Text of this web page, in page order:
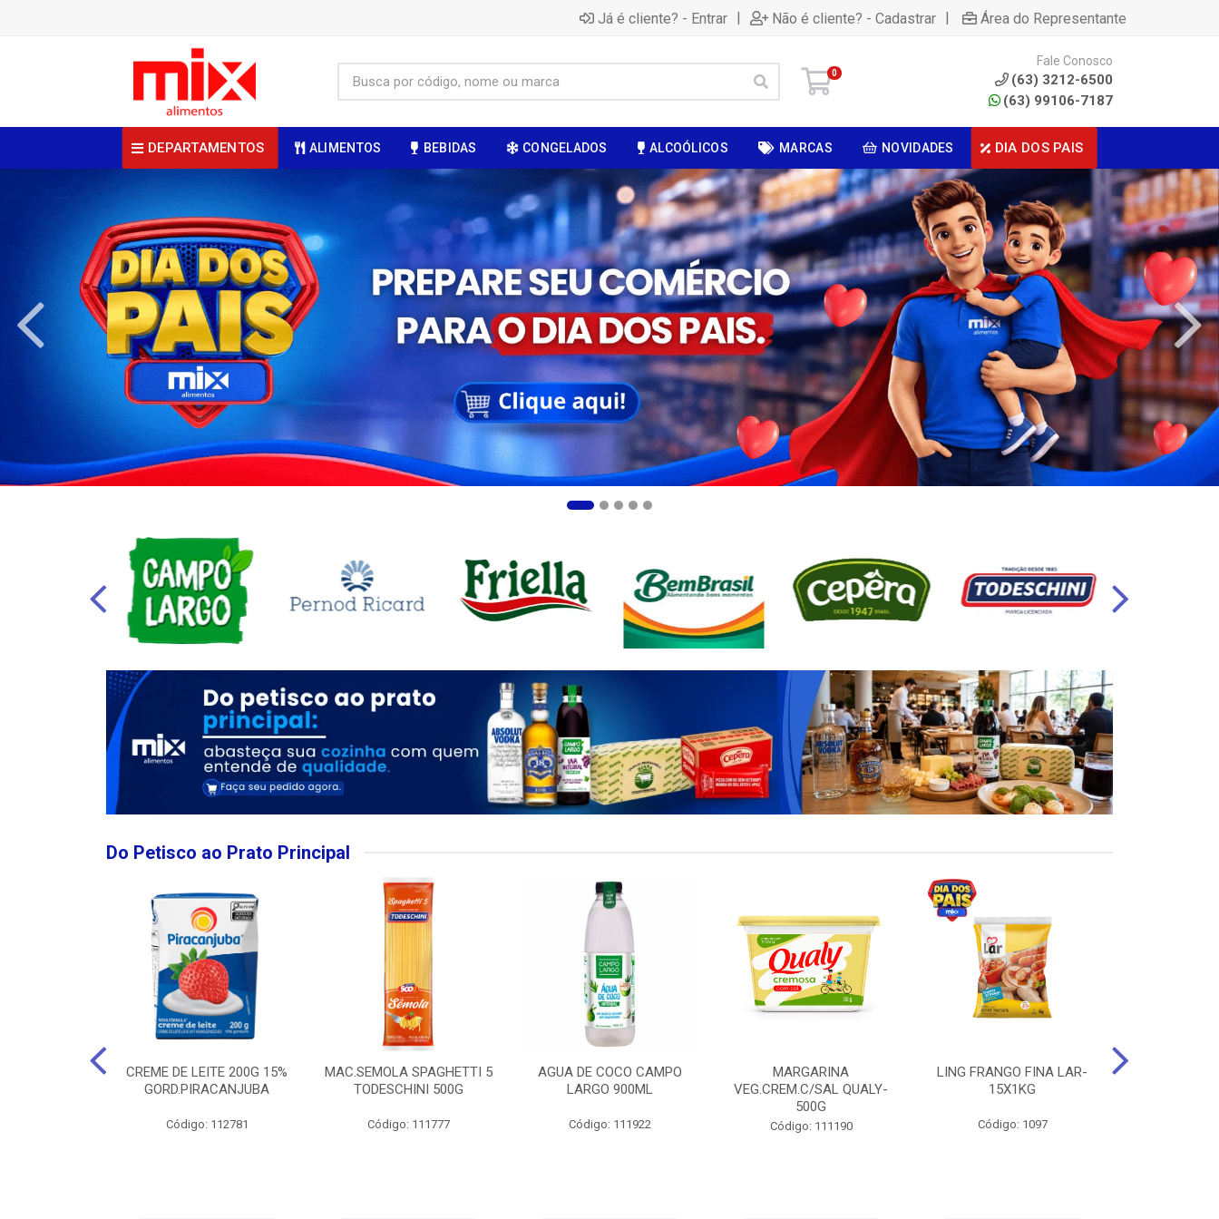
Já é cliente? - Entrar | Não é cliente? - Cadastrar | Área do Representante
0
Fale Conosco
(63) 3212-6500
(63) 99106-7187
DEPARTAMENTOS ALIMENTOS BEBIDAS CONGELADOS ALCOÓLICOS MARCAS NOVIDADES DIA DOS PAIS
Do Petisco ao Prato Principal
CREME DE LEITE 200G 15%
GORD.PIRACANJUBA
Código: 112781
MAC.SEMOLA SPAGHETTI 5
TODESCHINI 500G
Código: 111777
AGUA DE COCO CAMPO
LARGO 900ML
Código: 111922
MARGARINA
VEG.CREM.C/SAL QUALY-
500G
Código: 111190
LING FRANGO FINA LAR-
15X1KG
Código: 1097